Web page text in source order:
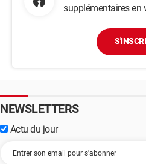
supplémentaires en
NEWSLETTERS
Actu du jour